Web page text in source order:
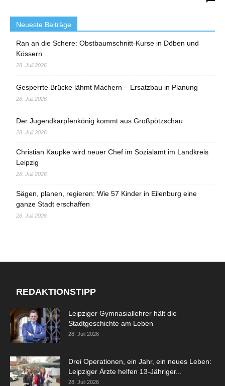
Neueste Beiträge
Ran an die Schere: Obstbaumschnitt-Kurse in Döben und
Kössern
28. Juli 2026
Gesperrte Brücke lähmt Machern – Ersatzbau in Planung
28. Juli 2026
Der Jugendkarpfenkönig kommt aus Großpötzschau
28. Juli 2026
Christian Kaupke wird neuer Chef im Sozialamt im Landkreis
Leipzig
28. Juli 2026
Sägen, planen, regieren: Wie 57 Kinder in Eilenburg eine
ganze Stadt erschaffen
28. Juli 2026
REDAKTIONSTIPP
Leipziger Gymnasiallehrer hält die
Stadtgeschichte am Leben
28. Juli 2026
Drei Operationen, ein Jahr, ein neues Leben:
Leipziger Ärzte helfen 13-Jähriger...
28. Juli 2026